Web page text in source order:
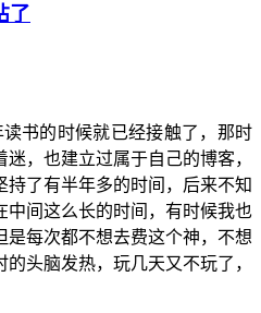
了
书的时候就已经接触了，那时
，也建立过属于自己的博客，
持了有半年多的时间，后来不知
中间这么长的时间，有时候我也
每次都不想去费这个神，不想
头脑发热，玩几天又不玩了，